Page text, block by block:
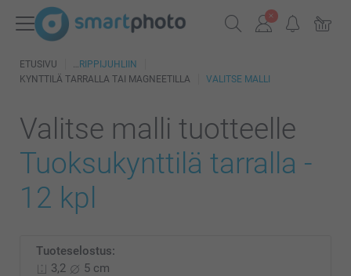
ETUSIVU
RIPPIJUHLIIN
KYNTTILÄ TARRALLA TAI MAGNEETILLA
VALITSE MALLI
Valitse malli tuotteelle
Tuoksukynttilä tarralla -
12 kpl
Tuoteselostus:
3,2
5 cm